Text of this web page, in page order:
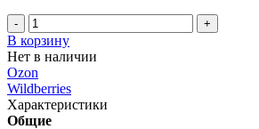
- +
В корзину
Нет в наличии
Ozon
Wildberries
Характеристики
Общие